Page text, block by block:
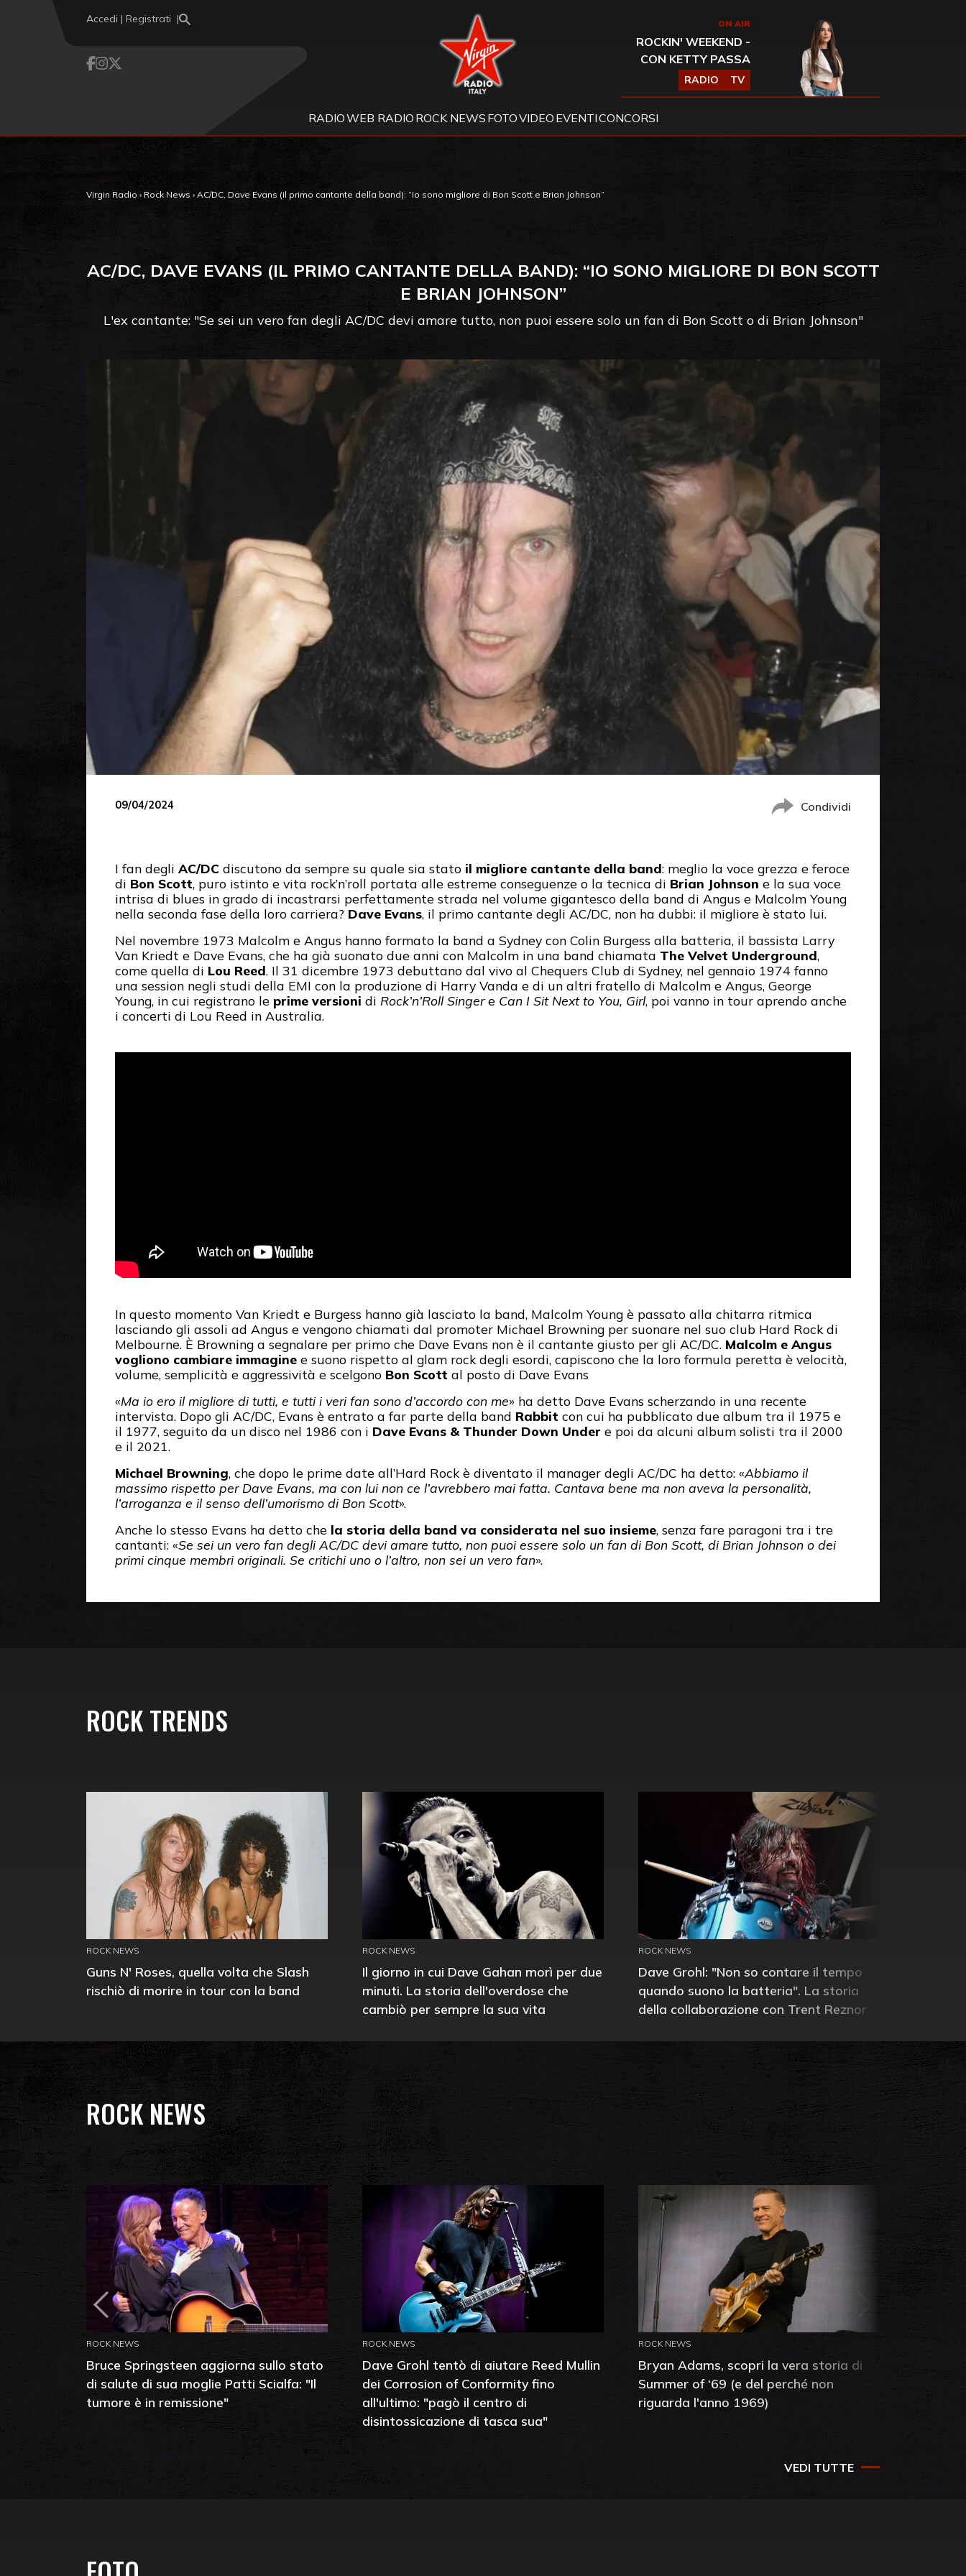
Accedi | Registrati Virgin Radio ON AIR
ROCKIN' WEEKEND -
CON KETTY PASSA
RADIO TV
RADIOWEB RADIO ROCK NEWS FOTOVIDEO EVENTICONCORSI
Virgin Radio › Rock News › AC/DC, Dave Evans (il primo cantante della band): “Io sono migliore di Bon Scott e Brian Johnson”
AC/DC, DAVE EVANS (IL PRIMO CANTANTE DELLA BAND): “IO SONO MIGLIORE DI BON SCOTT
E BRIAN JOHNSON”
L'ex cantante: "Se sei un vero fan degli AC/DC devi amare tutto, non puoi essere solo un fan di Bon Scott o di Brian Johnson"
09/04/2024 Condividi
I fan degli AC/DC discutono da sempre su quale sia stato il migliore cantante della band: meglio la voce grezza e feroce
di Bon Scott, puro istinto e vita rock’n’roll portata alle estreme conseguenze o la tecnica di Brian Johnson e la sua voce
intrisa di blues in grado di incastrarsi perfettamente strada nel volume gigantesco della band di Angus e Malcolm Young
nella seconda fase della loro carriera? Dave Evans, il primo cantante degli AC/DC, non ha dubbi: il migliore è stato lui.
Nel novembre 1973 Malcolm e Angus hanno formato la band a Sydney con Colin Burgess alla batteria, il bassista Larry
Van Kriedt e Dave Evans, che ha già suonato due anni con Malcolm in una band chiamata The Velvet Underground,
come quella di Lou Reed. Il 31 dicembre 1973 debuttano dal vivo al Chequers Club di Sydney, nel gennaio 1974 fanno
una session negli studi della EMI con la produzione di Harry Vanda e di un altri fratello di Malcolm e Angus, George
Young, in cui registrano le prime versioni di Rock’n’Roll Singere Can I Sit Next to You, Girl, poi vanno in tour aprendo anche
i concerti di Lou Reed in Australia.
In questo momento Van Kriedt e Burgess hanno già lasciato la band, Malcolm Young è passato alla chitarra ritmica
lasciando gli assoli ad Angus e vengono chiamati dal promoter Michael Browning per suonare nel suo club Hard Rock di
Melbourne. È Browning a segnalare per primo che Dave Evans non è il cantante giusto per gli AC/DC. Malcolm e Angus
vogliono cambiare immagine e suono rispetto al glam rock degli esordi, capiscono che la loro formula peretta è velocità,
volume, semplicità e aggressività e scelgono Bon Scott al posto di Dave Evans
«Ma io ero il migliore di tutti, e tutti i veri fan sono d’accordo con me» ha detto Dave Evans scherzando in una recente
intervista. Dopo gli AC/DC, Evans è entrato a far parte della band Rabbit con cui ha pubblicato due album tra il 1975 e
il 1977, seguito da un disco nel 1986 con i Dave Evans & Thunder Down Under e poi da alcuni album solisti tra il 2000
e il 2021.
Michael Browning, che dopo le prime date all’Hard Rock è diventato il manager degli AC/DC ha detto: «Abbiamo il
massimo rispetto per Dave Evans, ma con lui non ce l’avrebbero mai fatta. Cantava bene ma non aveva la personalità,
l’arroganza e il senso dell’umorismo di Bon Scott».
Anche lo stesso Evans ha detto che la storia della band va considerata nel suo insieme, senza fare paragoni tra i tre
cantanti: «Se sei un vero fan degli AC/DC devi amare tutto, non puoi essere solo un fan di Bon Scott, di Brian Johnson o dei
primi cinque membri originali. Se critichi uno o l’altro, non sei un vero fan».
ROCK TRENDS
ROCK NEWS
Guns N' Roses, quella volta che Slash
rischiò di morire in tour con la band
ROCK NEWS
Il giorno in cui Dave Gahan morì per due
minuti. La storia dell'overdose che
cambiò per sempre la sua vita
ROCK NEWS
Dave Grohl: "Non so contare il tempo
quando suono la batteria". La storia
della collaborazione con Trent Reznor
ROCK NEWS
ROCK NEWS
Bruce Springsteen aggiorna sullo stato
di salute di sua moglie Patti Scialfa: "Il
tumore è in remissione"
ROCK NEWS
Dave Grohl tentò di aiutare Reed Mullin
dei Corrosion of Conformity fino
all'ultimo: "pagò il centro di
disintossicazione di tasca sua"
ROCK NEWS
Bryan Adams, scopri la vera storia di
Summer of ‘69 (e del perché non
riguarda l'anno 1969)
VEDI TUTTE